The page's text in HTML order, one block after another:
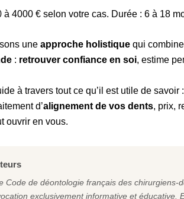
à 4000 € selon votre cas. Durée : 6 à 18
une approche holistique qui
: retrouver confiance en soi, estime
à travers tout ce qu’il est utile de savoir :
d’alignement de vos dents, prix,
ouvrir en vous.
Code de déontologie français des chirurgiens-
exclusivement informative et éducative.